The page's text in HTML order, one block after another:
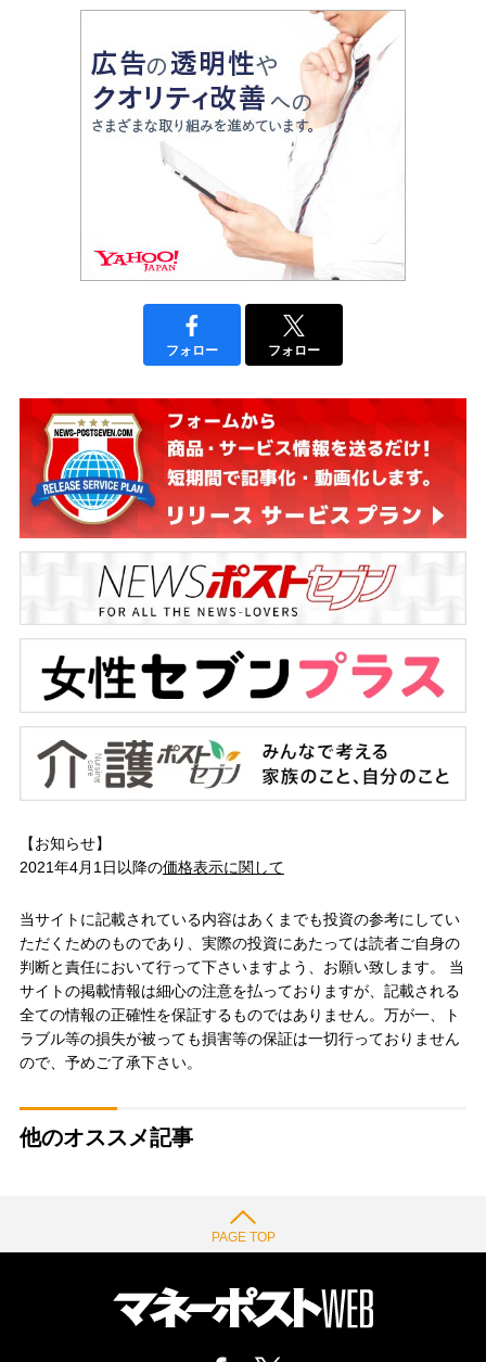
フォロー フォロー
【お知らせ】
2021年4月1日以降の価格表示に関して
当サイトに記載されている内容はあくまでも投資の参考にしてい
ただくためのものであり、実際の投資にあたっては読者ご自身の
判断と責任において行って下さいますよう、お願い致します。 当
サイトの掲載情報は細心の注意を払っておりますが、記載される
全ての情報の正確性を保証するものではありません。万が一、ト
ラブル等の損失が被っても損害等の保証は一切行っておりません
ので、予めご了承下さい。
他のオススメ記事
PAGE TOP